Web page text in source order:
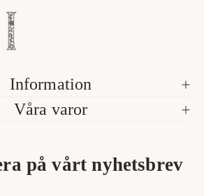
Information
Våra varor
på vårt nyhetsbrev